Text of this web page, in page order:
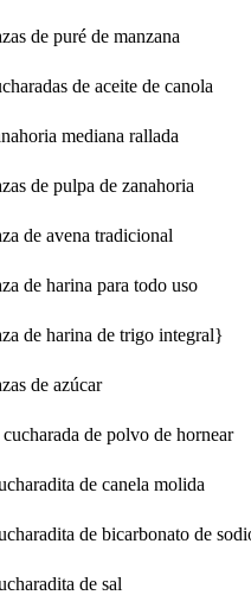
de puré de manzana
de aceite de canola
mediana rallada
de pulpa de zanahoria
de avena tradicional
de harina para todo uso
de harina de trigo integral}
de azúcar
de polvo de hornear
de canela molida
de bicarbonato de
de sal